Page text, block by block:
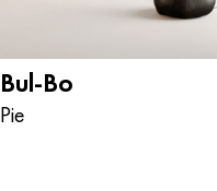
Bul-Bo
Pie